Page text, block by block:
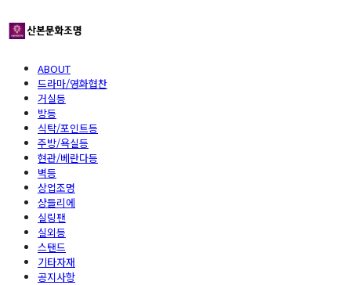
ABOUT
드라마/영화협찬
거실등
방등
식탁/포인트등
주방/욕실등
현관/베란다등
벽등
상업조명
샹들리에
실링팬
실외등
스탠드
기타자재
공지사항